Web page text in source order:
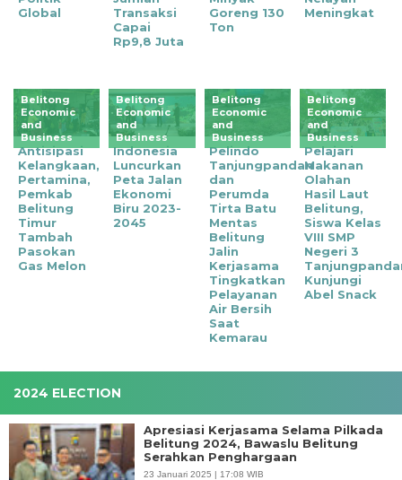
Global
Transaksi
Capai
Rp9,8 Juta
Goreng 130
Ton
Meningkat
Belitong
Economic
and
Business
Antisipasi
Kelangkaan,
Pertamina,
Pemkab
Belitung
Timur
Tambah
Pasokan
Gas Melon
Belitong
Economic
and
Business
Indonesia
Luncurkan
Peta Jalan
Ekonomi
Biru 2023-
2045
Belitong
Economic
and
Business
Pelindo
Tanjungpandan
dan
Perumda
Tirta Batu
Mentas
Belitung
Jalin
Kerjasama
Tingkatkan
Pelayanan
Air Bersih
Saat
Kemarau
Belitong
Economic
and
Business
Pelajari
Makanan
Olahan
Hasil Laut
Belitung,
Siswa Kelas
VIII SMP
Negeri 3
Kunjungi
Abel Snack
2024 ELECTION
Apresiasi Kerjasama Selama Pilkada
Belitung 2024, Bawaslu Belitung
Serahkan Penghargaan
23 Januari 2025 | 17:08 WIB